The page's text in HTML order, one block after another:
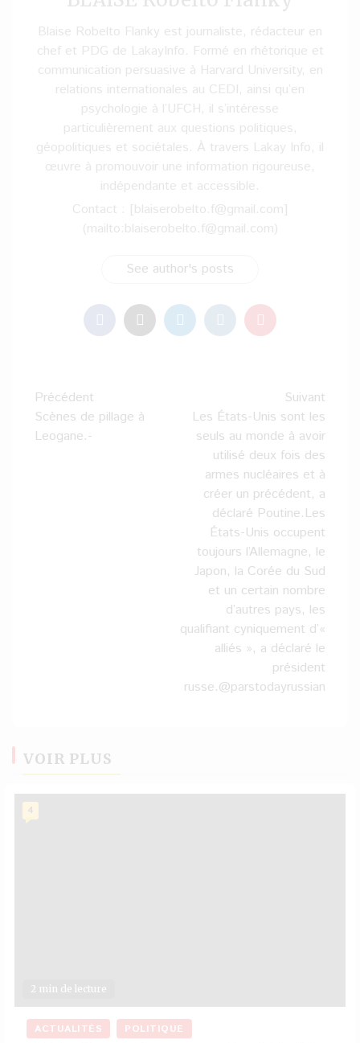
Blaise Robelto Flanky est journaliste, rédacteur en
chef et PDG de LakayInfo. Formé en rhétorique et
communication persuasive à Harvard University, en
relations internationales au CEDI, ainsi qu’en
psychologie à l’UFCH, il s’intéresse
particulièrement aux questions politiques,
géopolitiques et sociétales. À travers Lakay Info, il
œuvre à promouvoir une information rigoureuse,
indépendante et accessible.
Contact : [blaiserobelto.f@gmail.com]
(mailto:blaiserobelto.f@gmail.com)
See author's posts
Navigation
d’article
Précédent
Scènes de pillage à
Leogane.-
Suivant
Les États-Unis sont les
seuls au monde à avoir
utilisé deux fois des
armes nucléaires et à
créer un précédent, a
déclaré Poutine.Les
États-Unis occupent
toujours l’Allemagne, le
Japon, la Corée du Sud
et un certain nombre
d’autres pays, les
qualifiant cyniquement d’«
alliés », a déclaré le
président
russe.@parstodayrussian
VOIR PLUS
2 min de lecture
4
ACTUALITÉS POLITIQUE